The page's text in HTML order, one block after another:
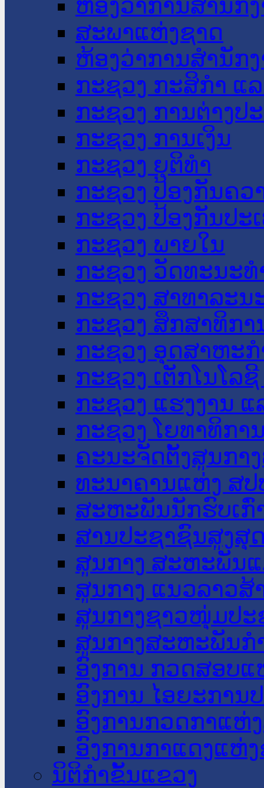
ຫ້ອງວ່າການສໍານັກ
ສະພາແຫ່ງຊາດ
ຫ້ອງວ່າການສຳນັກ
ກະຊວງ ກະສິກຳ ແ
ກະຊວງ ການຕ່າງປ
ກະຊວງ ການເງິນ
ກະຊວງ ຍຸຕິທໍາ
ກະຊວງ ປ້ອງກັນຄວ
ກະຊວງ ປ້ອງກັນປະ
ກະຊວງ ພາຍໃນ
ກະຊວງ ວັດທະນະ
ກະຊວງ ສາທາລະນ
ກະຊວງ ສຶກສາທິກາ
ກະຊວງ ອຸດສາຫະ
ກະຊວງ ເຕັກໂນໂລ
ກະຊວງ ແຮງງານ
ກະຊວງ ໂຍທາທິກາ
ຄະນະຈັດຕັ້ງສູນກາ
ທະນາຄານແຫ່ງ ສປ
ສະຫະພັນນັກຮົບເກົ່
ສານປະຊາຊົນສູງສຸ
ສູນກາງ ສະຫະພັນ
ສູນກາງ ແນວລາວສ້
ສູນກາງຊາວໜຸ່ມປະ
ສູນກາງສະຫະພັນກ
ອົງການ ກວດສອບແ
ອົງການ ໄອຍະການ
ອົງການກວດກາແຫ່
ອົງການກາແດງແຫ່
ນິຕິກໍາຂັ້ນແຂວງ